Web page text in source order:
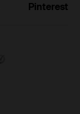
Pinterest